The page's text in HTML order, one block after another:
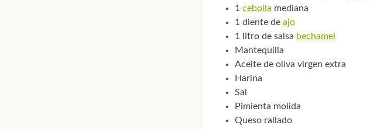
1 cebolla mediana
1 diente de ajo
1 litro de salsa bechamel
Mantequilla
Aceite de oliva virgen extra
Harina
Sal
Pimienta molida
Queso rallado